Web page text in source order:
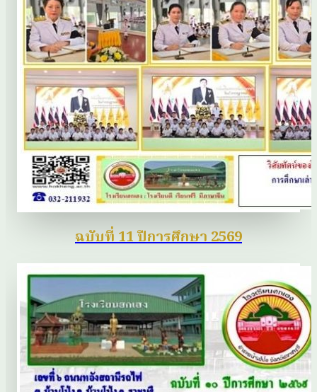
ฉบับที่ 11 ปีการศึกษา 2569